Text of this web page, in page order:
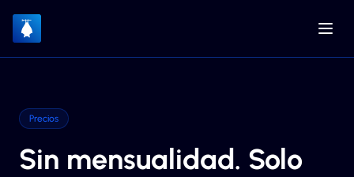
Precios
Sin mensualidad. Solo